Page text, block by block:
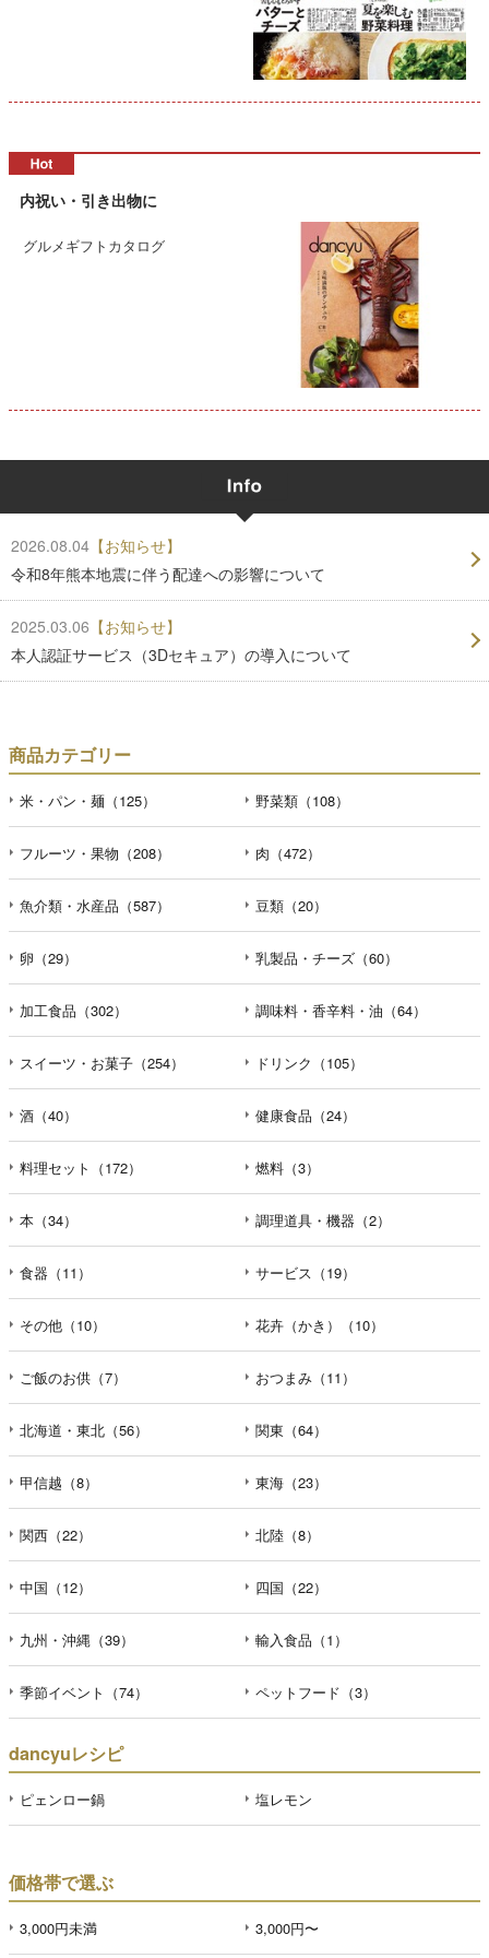
内祝い・引き出物に
グルメギフトカタログ
2026.08.04 【お知らせ】
令和8年熊本地震に伴う配達への影響について
2025.03.06 【お知らせ】
本人認証サービス（3Dセキュア）の導入について
商品カテゴリー
米・パン・麺（125） 野菜類（108）
フルーツ・果物（208） 肉（472）
魚介類・水産品（587） 豆類（20）
卵（29） 乳製品・チーズ（60）
加工食品（302） 調味料・香辛料・油（64）
スイーツ・お菓子（254） ドリンク（105）
酒（40） 健康食品（24）
料理セット（172） 燃料（3）
本（34） 調理道具・機器（2）
食器（11） サービス（19）
その他（10） 花卉（かき）（10）
ご飯のお供（7） おつまみ（11）
北海道・東北（56） 関東（64）
甲信越（8） 東海（23）
関西（22） 北陸（8）
中国（12） 四国（22）
九州・沖縄（39） 輸入食品（1）
季節イベント（74） ペットフード（3）
dancyuレシピ
ピェンロー鍋 塩レモン
価格帯で選ぶ
3,000円未満 3,000円〜